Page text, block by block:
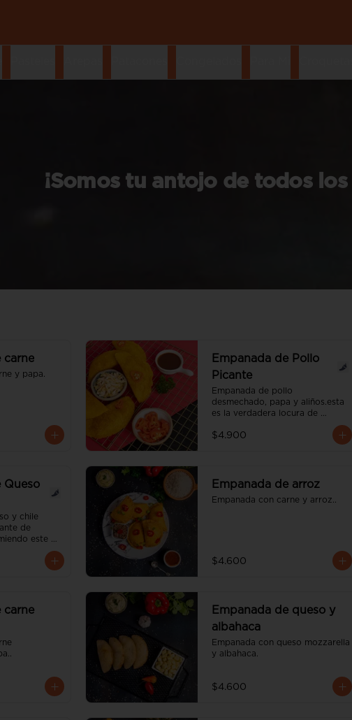
¡Somos tu antojo de todos los
de carne
y papa.
Empanada de Pollo
Picante
Empanada de pollo
desmechado, papa y aliños.esta
es la verdadera locura de
empanada, ese chile picante te
va encartar. el nivel de pique es
$4.900
Queso
y chile
de
este
picante es
Empanada de arroz
Empanada con carne y arroz..
$4.600
carne
Empanada de queso y
albahaca
Empanada con queso mozzarella
y albahaca.
$4.600